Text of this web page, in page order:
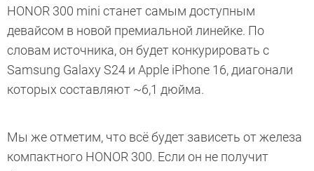
HONOR 300 mini станет самым доступным
девайсом в новой премиальной линейке. По
словам источника, он будет конкурировать с
Samsung Galaxy S24 и Apple iPhone 16, диагонали
которых составляют ~6,1 дюйма.
Мы же отметим, что всё будет зависеть от железа
компактного HONOR 300. Если он не получит